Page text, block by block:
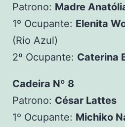
Patrono: Madre
1º Ocupante: Elenita
(Rio Azul)
2º Ocupante: Caterina
Cadeira Nº 8
Patrono: César Lattes
1º Ocupante: Michiko